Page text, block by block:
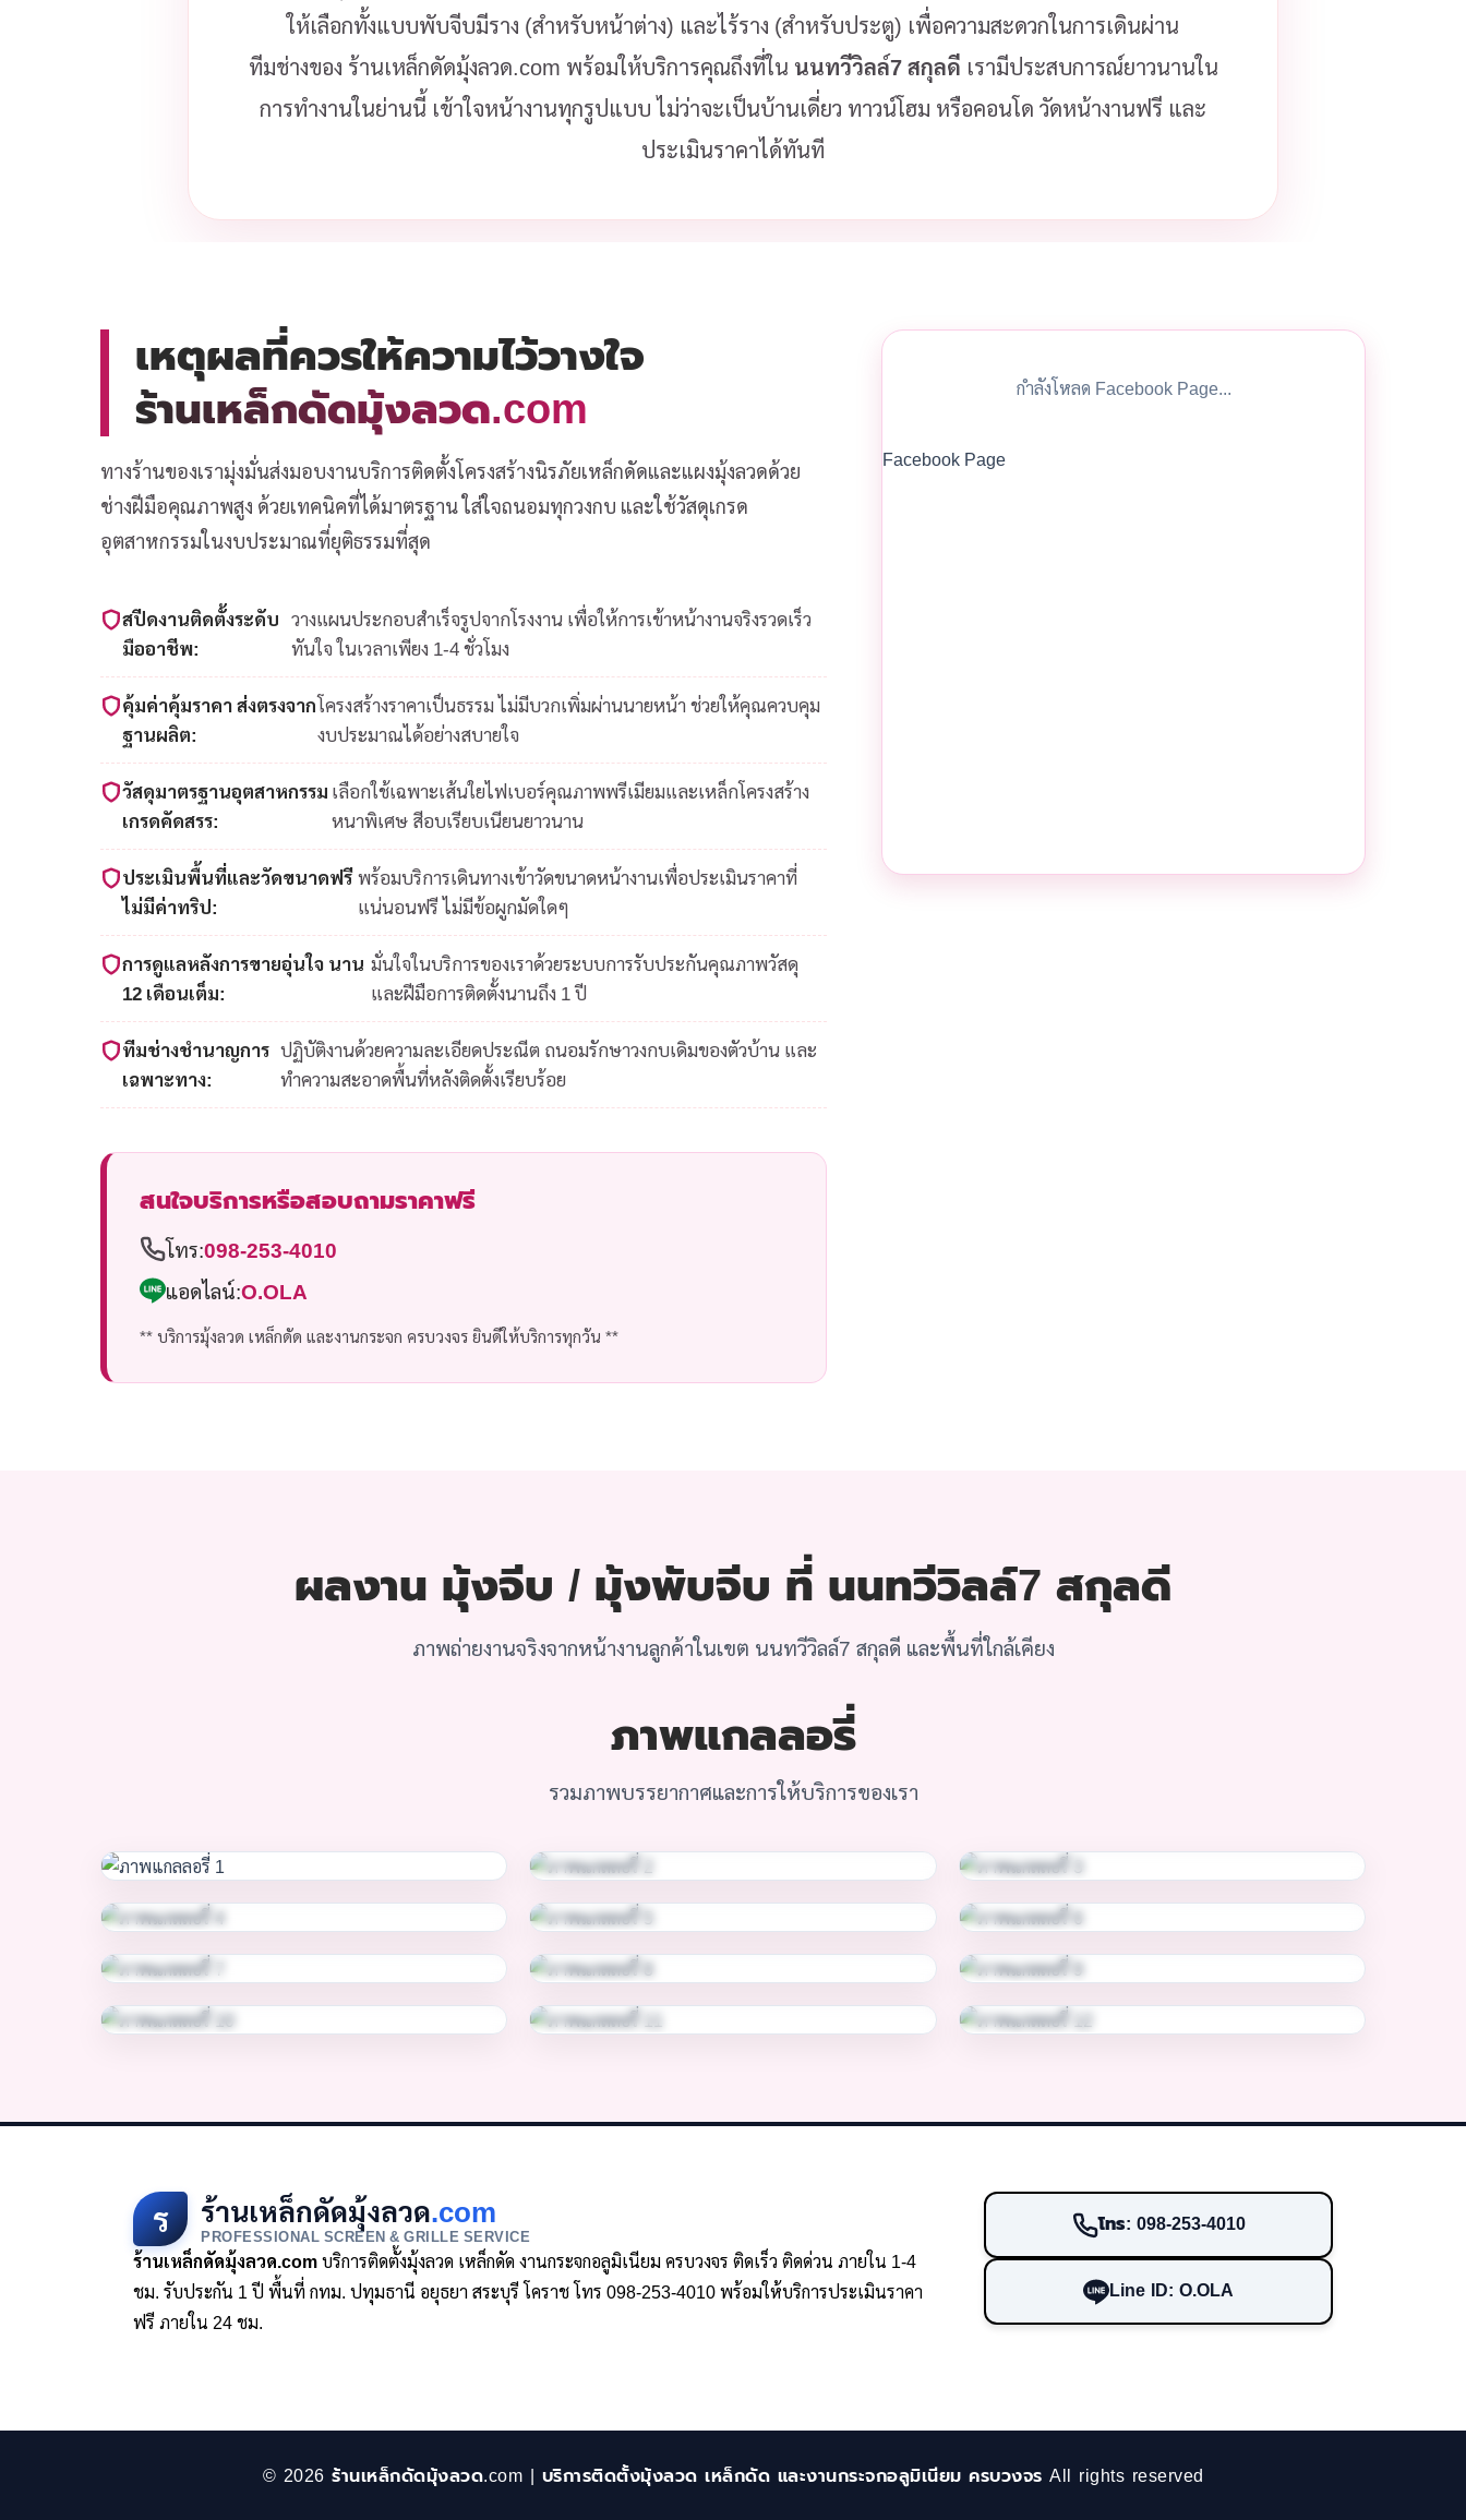
ให้เลือกทั้งแบบพับจีบมีราง (สำหรับหน้าต่าง) และไร้ราง (สำหรับประตู) เพื่อความสะดวกในการเดินผ่าน
ทีมช่างของ ร้านเหล็กดัดมุ้งลวด.com พร้อมให้บริการคุณถึงที่ใน นนทวีวิลล์7 สกุลดี เรามีประสบการณ์ยาวนานใน
การทำงานในย่านนี้ เข้าใจหน้างานทุกรูปแบบ ไม่ว่าจะเป็นบ้านเดี่ยว ทาวน์โฮม หรือคอนโด วัดหน้างานฟรี และ
ประเมินราคาได้ทันที
เหตุผลที่ควรให้ความไว้วางใจ
ร้านเหล็กดัดมุ้งลวด.com
ทางร้านของเรามุ่งมั่นส่งมอบงานบริการติดตั้งโครงสร้างนิรภัยเหล็กดัดและแผงมุ้งลวดด้วย
ช่างฝีมือคุณภาพสูง ด้วยเทคนิคที่ได้มาตรฐาน ใส่ใจถนอมทุกวงกบ และใช้วัสดุเกรด
อุตสาหกรรมในงบประมาณที่ยุติธรรมที่สุด
สปีดงานติดตั้งระดับ
มืออาชีพ:
วางแผนประกอบสำเร็จรูปจากโรงงาน เพื่อให้การเข้าหน้างานจริงรวดเร็ว
ทันใจ ในเวลาเพียง 1-4 ชั่วโมง
คุ้มค่าคุ้มราคา ส่งตรงจาก
ฐานผลิต:
โครงสร้างราคาเป็นธรรม ไม่มีบวกเพิ่มผ่านนายหน้า ช่วยให้คุณควบคุม
งบประมาณได้อย่างสบายใจ
วัสดุมาตรฐานอุตสาหกรรม
เกรดคัดสรร:
เลือกใช้เฉพาะเส้นใยไฟเบอร์คุณภาพพรีเมียมและเหล็กโครงสร้าง
หนาพิเศษ สีอบเรียบเนียนยาวนาน
ประเมินพื้นที่และวัดขนาดฟรี
ไม่มีค่าทริป:
พร้อมบริการเดินทางเข้าวัดขนาดหน้างานเพื่อประเมินราคาที่
แน่นอนฟรี ไม่มีข้อผูกมัดใดๆ
การดูแลหลังการขายอุ่นใจ นาน
12 เดือนเต็ม:
มั่นใจในบริการของเราด้วยระบบการรับประกันคุณภาพวัสดุ
และฝีมือการติดตั้งนานถึง 1 ปี
ทีมช่างชำนาญการ
เฉพาะทาง:
ปฏิบัติงานด้วยความละเอียดประณีต ถนอมรักษาวงกบเดิมของตัวบ้าน และ
ทำความสะอาดพื้นที่หลังติดตั้งเรียบร้อย
สนใจบริการหรือสอบถามราคาฟรี
โทร:098-253-4010
แอดไลน์:O.OLA
** บริการมุ้งลวด เหล็กดัด และงานกระจก ครบวงจร ยินดีให้บริการทุกวัน **
กำลังโหลด Facebook Page...
Facebook Page
ผลงาน มุ้งจีบ / มุ้งพับจีบ ที่ นนทวีวิลล์7 สกุลดี
ภาพถ่ายงานจริงจากหน้างานลูกค้าในเขต นนทวีวิลล์7 สกุลดี และพื้นที่ใกล้เคียง
ภาพแกลลอรี่
รวมภาพบรรยากาศและการให้บริการของเรา
ร ร้านเหล็กดัดมุ้งลวด.com
PROFESSIONAL SCREEN & GRILLE SERVICE
ร้านเหล็กดัดมุ้งลวด.comบริการติดตั้งมุ้งลวด เหล็กดัด งานกระจกอลูมิเนียม ครบวงจร ติดเร็ว ติดด่วน ภายใน 1-4
ชม. รับประกัน 1 ปี พื้นที่ กทม. ปทุมธานี อยุธยา สระบุรี โคราช โทร 098-253-4010 พร้อมให้บริการประเมินราคา
ฟรี ภายใน 24 ชม.
โทร: 098-253-4010
Line ID: O.OLA
© 2026 ร้านเหล็กดัดมุ้งลวด.com | บริการติดตั้งมุ้งลวด เหล็กดัด และงานกระจกอลูมิเนียม ครบวงจร All rights reserved